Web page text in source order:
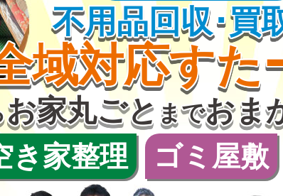
不用品回収･買
域対応すた
お家丸ごと までおま
き家整理 ゴミ屋敷